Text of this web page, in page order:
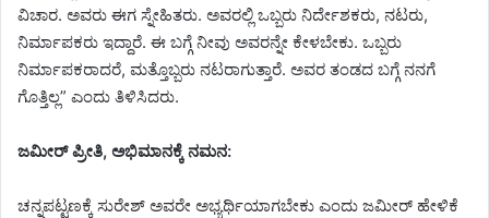
ವಿಚಾರ. ಅವರು ಈಗ ಸ್ನೇಹಿತರು. ಅವರಲ್ಲಿ ಒಬ್ಬರು ನಿರ್ದೇಶಕರು, ನಟರು,
ನಿರ್ಮಾಪಕರು ಇದ್ದಾರೆ. ಈ ಬಗ್ಗೆ ನೀವು ಅವರನ್ನೇ ಕೇಳಬೇಕು. ಒಬ್ಬರು
ನಿರ್ಮಾಪಕರಾದರೆ, ಮತ್ತೊಬ್ಬರು ನಟರಾಗುತ್ತಾರೆ. ಅವರ ತಂಡದ ಬಗ್ಗೆ ನನಗೆ
ಗೊತ್ತಿಲ್ಲ” ಎಂದು ತಿಳಿಸಿದರು.
ಜಮೀರ್ ಪ್ರೀತಿ, ಅಭಿಮಾನಕ್ಕೆ ನಮನ:
ಚನ್ನಪಟ್ಟಣಕ್ಕೆ ಸುರೇಶ್ ಅವರೇ ಅಭ್ಯರ್ಥಿಯಾಗಬೇಕು ಎಂದು ಜಮೀರ್ ಹೇಳಿಕೆ